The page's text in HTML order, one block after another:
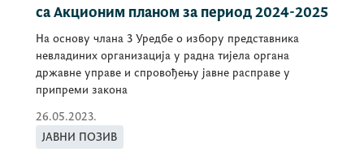
са Акционим планом за период 2024-2025
На основу члана 3 Уредбе о избору представника
невладиних организација у радна тијела органа
државне управе и спровођењу јавне расправе у
припреми закона
26.05.2023.
ЈАВНИ ПОЗИВ